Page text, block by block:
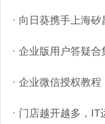
· 向日葵携手上海
· 企业版用户答疑合
· 企业微信授权教程